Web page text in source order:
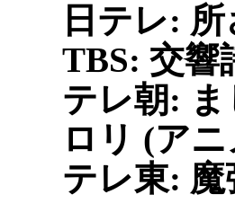
日テレ:
TBS: 交響
テレ朝:
ロリ (ア
テレ東: